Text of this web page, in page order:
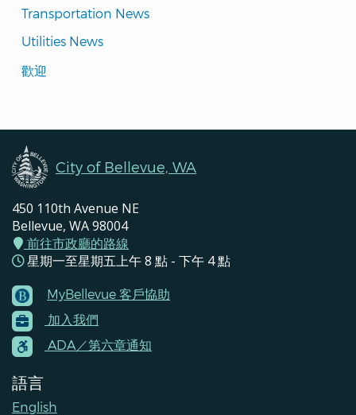
Transportation News
Utilities News
Translated
歡迎
City of Bellevue, WA
450 110th Avenue NE
Bellevue, WA 98004
前往市政廳的路線
星期一至星期五上午 8 點 - 下午 4 點
Footer
Menu
Contacts
MyBellevue 客戶協助
加入我們
ADA／第六章通知
語言
English